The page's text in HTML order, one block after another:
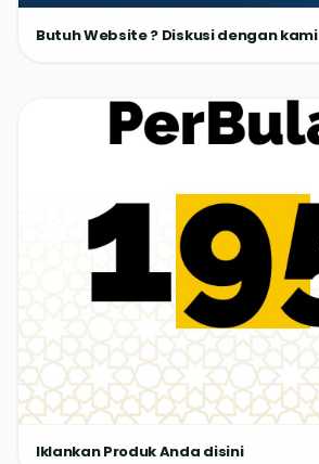
Butuh Website ? Diskusi dengan kami
Iklankan Produk Anda disini